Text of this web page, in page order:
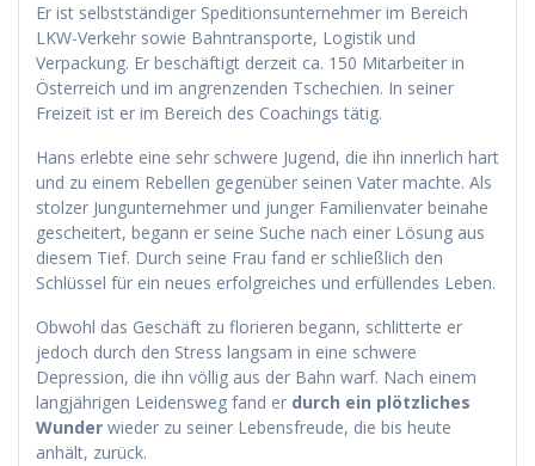
Er ist selbstständiger Speditionsunternehmer im Bereich
LKW-Verkehr sowie Bahntransporte, Logistik und
Verpackung. Er beschäftigt derzeit ca. 150 Mitarbeiter in
Österreich und im angrenzenden Tschechien. In seiner
Freizeit ist er im Bereich des Coachings tätig.
Hans erlebte eine sehr schwere Jugend, die ihn innerlich hart
und zu einem Rebellen gegenüber seinen Vater machte. Als
stolzer Jungunternehmer und junger Familienvater beinahe
gescheitert, begann er seine Suche nach einer Lösung aus
diesem Tief. Durch seine Frau fand er schließlich den
Schlüssel für ein neues erfolgreiches und erfüllendes Leben.
Obwohl das Geschäft zu florieren begann, schlitterte er
jedoch durch den Stress langsam in eine schwere
Depression, die ihn völlig aus der Bahn warf. Nach einem
langjährigen Leidensweg fand er durch ein plötzliches
Wunder wieder zu seiner Lebensfreude, die bis heute
anhält, zurück.